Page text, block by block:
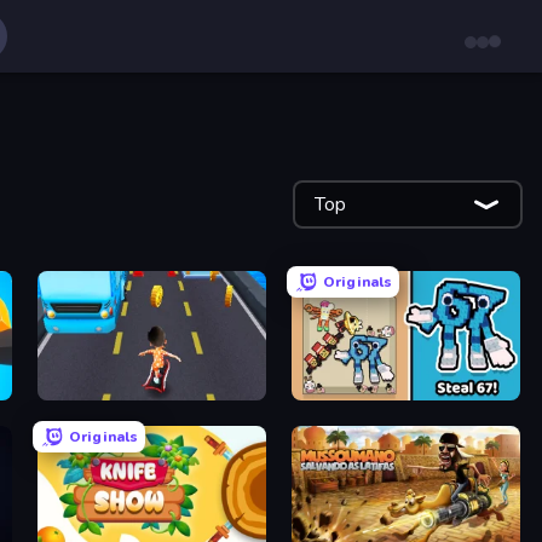
Top
Bus and Subway Runner
Originals
67 Steal a Brainrot Game
Originals